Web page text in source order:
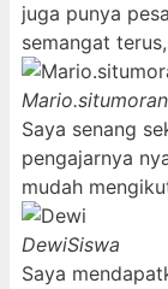
juga punya
semangat
Saya senang
pengajarnya
mudah
DewiSiswa
Saya